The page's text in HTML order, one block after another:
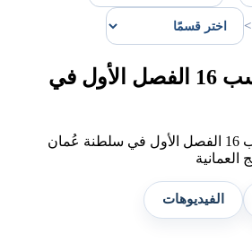
ملفات علوم بحسب 16 الفصل الأول في
عرض ملفات علوم بحسب 16 الفصل الأول في سلطنة عُمان
العمانية
الفيديوهات